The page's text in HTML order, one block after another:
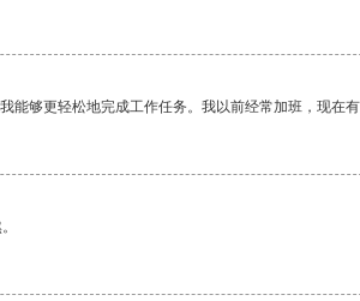
能够更轻松地完成工作任务。我以前经常加班，现在